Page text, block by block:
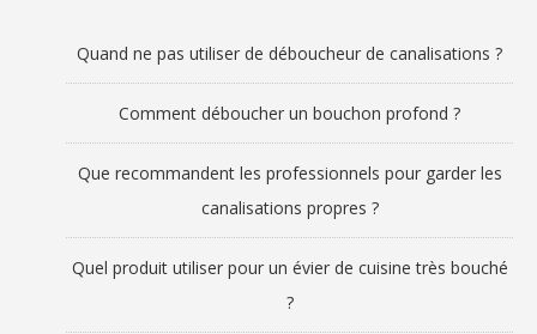
Quand ne pas utiliser de déboucheur de canalisations ?
Comment déboucher un bouchon profond ?
Que recommandent les professionnels pour garder les
canalisations propres ?
Quel produit utiliser pour un évier de cuisine très bouché
?